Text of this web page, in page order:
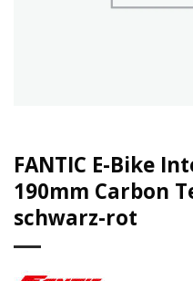
FANTIC E-Bike
190mm Carbon
schwarz-rot